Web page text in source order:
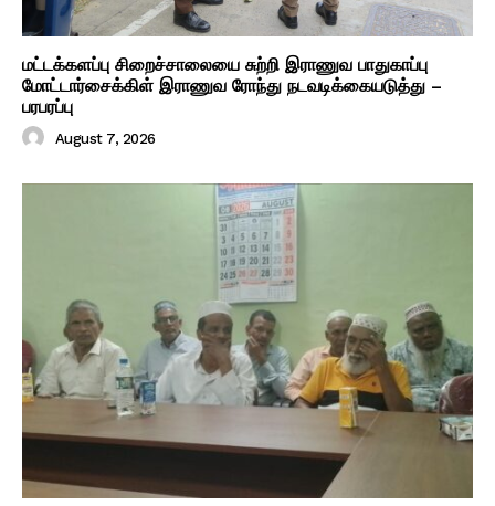
மட்டக்களப்பு சிறைச்சாலையை சுற்றி இராணுவ பாதுகாப்பு
மோட்டார்சைக்கிள் இராணுவ ரோந்து நடவடிக்கையடுத்து –
பரபரப்பு
August 7, 2026